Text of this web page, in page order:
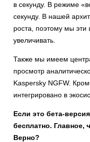
в секунду. В режиме
секунду. В нашей
роста, поэтому мы
увеличивать.
Также мы имеем
просмотр
Kaspersky NGFW.
интегрировано в
Если это бета-
бесплатно. Главное,
Верно?